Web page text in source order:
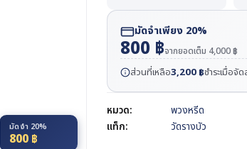
มัดจำ 20%
800 ฿
มัดจำเพียง 20%
800 ฿จากยอดเต็ม 4,000฿
ส่วนที่เหลือ3,200 ฿ชำระเมื่อจั
หมวด:
พวงหรีด
แท็ก:
วัดรางบัว